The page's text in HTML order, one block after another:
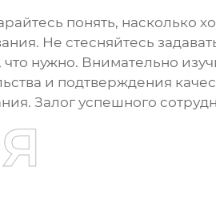
понять, насколько
Не стесняйтесь
нужно. Внимательно
и подтверждения
Залог успешного